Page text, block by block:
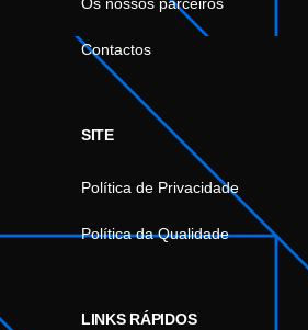
Os nossos parceiros
Contactos
SITE
Política de Privacidade
Política da Qualidade
LINKS RÁPIDOS